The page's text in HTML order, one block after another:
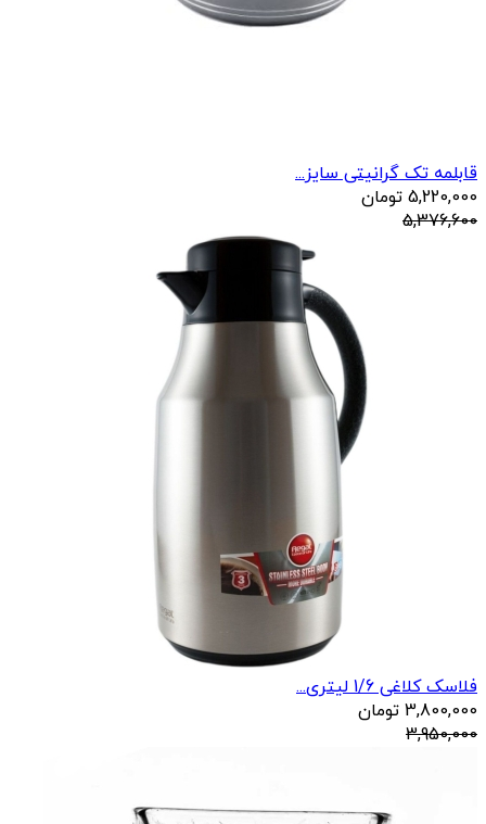
قابلمه تک گرانیتی سایز...
5,220,000 تومان
5,376,600
فلاسک کلاغی 1/6 لیتری...
3,800,000 تومان
3,950,000